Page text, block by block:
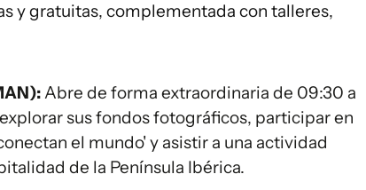
y gratuitas, complementada con talleres,
Abre de forma extraordinaria de 09:30 a
sus fondos fotográficos, participar en
el mundo' y asistir a una actividad
de la Península Ibérica.